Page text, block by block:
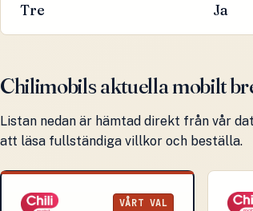
Tre Ja
Chilimobils aktuella mobilt
Listan nedan är hämtad direkt från vår
att läsa fullständiga villkor och beställa.
VÅRT VAL